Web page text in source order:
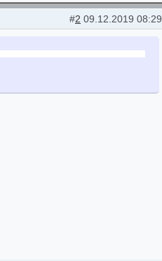
#2 09.12.2019 08:29